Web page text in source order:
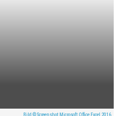
Bild © Screenshot Microsoft Office Excel 2016